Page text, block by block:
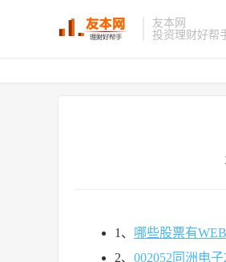
友本网
投资理财好帮
1、
哪些股票有
2、 002052同洲电